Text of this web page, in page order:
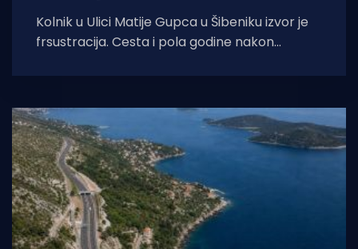
Kolnik u Ulici Matije Gupca u Šibeniku izvor je
frsustracija. Cesta i pola godine nakon